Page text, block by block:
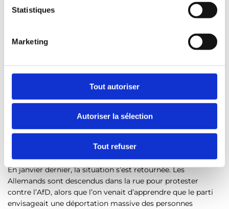
m
e
n
Statistiques
Marketing
Tout autoriser
Autoriser la sélection
Tout refuser
Mon conflit est sans fin, surtout lorsque je raccroche d’une
conversation avec une personne encartée à l’AfD, ou quand
je signe “mit freundlichen Grüßen” à la fin de mes emails
professionnels à ces sources. Personnellement, je ne
professionnellement, c’est indispensable.
Les manifestations de janvier
En janvier dernier, la situation s’est retournée. Les
Allemands sont descendus dans la rue pour protester
contre l’AfD, alors que l’on venait d’apprendre que le parti
envisageait une déportation massive des personnes